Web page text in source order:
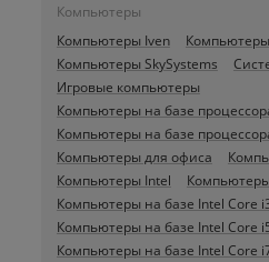
Компьютеры
Компьютеры Iven
Компьютеры SkySystems
Игровые компьютеры
Компьютеры на базе
Компьютеры на базе
Компьютеры для офиса
Компьютеры Intel
Компьютеры на базе Intel Core
Компьютеры на базе Intel Core
Компьютеры на базе Intel Core